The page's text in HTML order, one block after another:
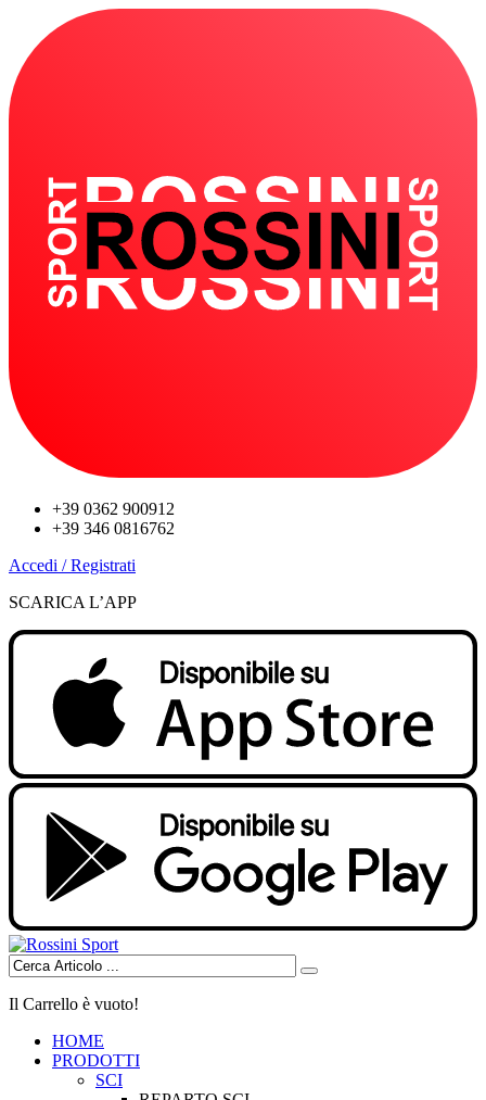
+39 0362 900912
+39 346 0816762
Accedi / Registrati
SCARICA L’APP
Il Carrello è vuoto!
HOME
PRODOTTI
SCI